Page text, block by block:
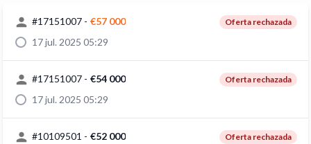
#17151007 - €57 000 Oferta rechazada
17 jul. 2025 05:29
#17151007 - €54 000 Oferta rechazada
17 jul. 2025 05:29
#10109501 - €52 000 Oferta rechazada